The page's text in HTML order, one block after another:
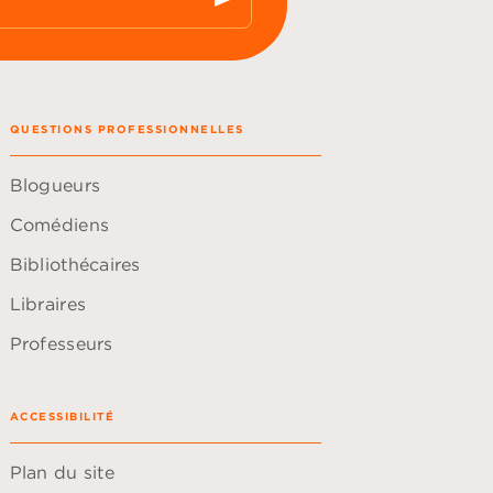
QUESTIONS PROFESSIONNELLES
Blogueurs
Comédiens
Bibliothécaires
Libraires
Professeurs
ACCESSIBILITÉ
Plan du site